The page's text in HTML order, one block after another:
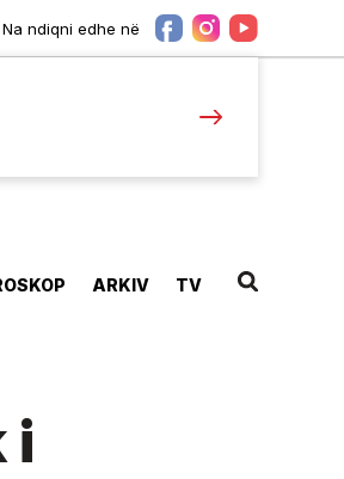
Na ndiqni edhe në
ARKIV TV
i